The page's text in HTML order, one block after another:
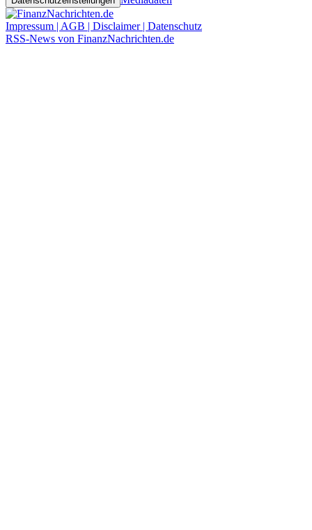
Impressum | AGB | Disclaimer | Datenschutz
RSS-News von FinanzNachrichten.de